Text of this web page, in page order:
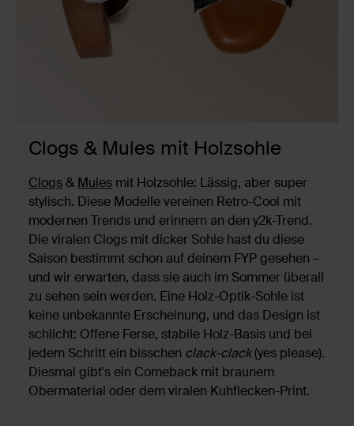
Clogs & Mules mit Holzsohle
Clogs& Mules mit Holzsohle: Lässig, aber super
stylisch. Diese Modelle vereinen Retro-Cool mit
modernen Trends und erinnern an den y2k-Trend.
Die viralen Clogs mit dicker Sohle hast du diese
Saison bestimmt schon auf deinem FYP gesehen –
und wir erwarten, dass sie auch im Sommer überall
zu sehen sein werden. Eine Holz-Optik-Sohle ist
keine unbekannte Erscheinung, und das Design ist
schlicht: Offene Ferse, stabile Holz-Basis und bei
jedem Schritt ein bisschen clack-clack(yes please).
Diesmal gibt's ein Comeback mit braunem
Obermaterial oder dem viralen Kuhflecken-Print.